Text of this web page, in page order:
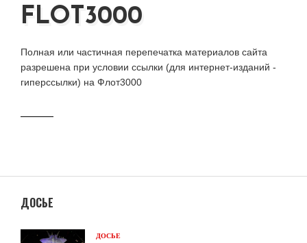
FLOT3000
Полная или частичная перепечатка материалов сайта
разрешена при условии ссылки (для интернет-изданий -
гиперссылки) на Флот3000
ДОСЬЕ
ДОСЬЕ